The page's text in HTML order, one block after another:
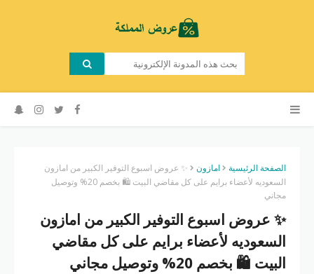
الصفحة الرئيسية امازون
✨ عروض اسبوع التوفير الكبير من امازون
السعوديه لأعضاء برايم على كل مقاضي البيت 🛍 بخصم 20% وتوصيل
مجاني
✨ عروض اسبوع التوفير الكبير من امازون
السعوديه لأعضاء برايم على كل مقاضي
البيت 🛍 بخصم 20% وتوصيل مجاني